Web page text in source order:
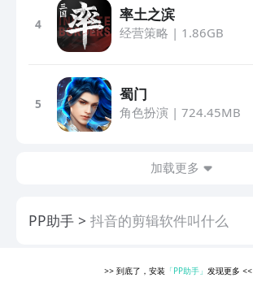
4
率土之滨
经营策略 | 1.86GB
5
蜀门
角色扮演 | 724.45MB
加载更多
PP助手 抖音的剪辑软件叫什么
>> 到底了，安装 「PP助手」 发现更多<<